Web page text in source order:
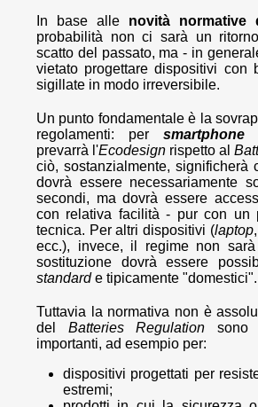
In base alle novità normative
probabilità non ci sarà un
scatto del passato, ma - in
vietato progettare dispositivi con
sigillate in modo irreversibile.
Un punto fondamentale è la
regolamenti: persmartphone
prevarrà l'Ecodesign rispetto al
ciò, sostanzialmente, significherà
dovrà essere necessariamente
secondi, ma dovrà essere
con relativa facilità - pur con un
tecnica. Per altri dispositivi (laptop
ecc.), invece, il regime non
sostituzione dovrà essere
standarde tipicamente "domestici".
Tuttavia la normativa non è
del Batteries Regulation sono
importanti, ad esempio per:
dispositivi progettati per
estremi;